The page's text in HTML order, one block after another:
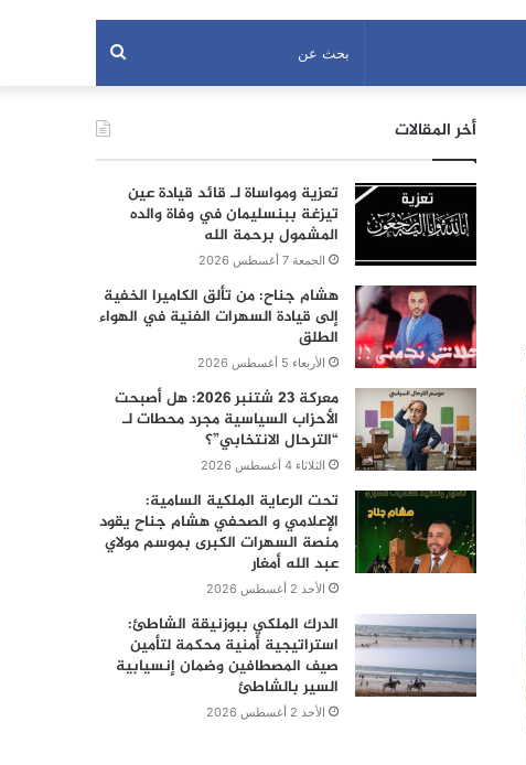
بحث
عن أخر المقالات
تعزية ومواساة لـ قائد قيادة عين
تيزغة ببنسليمان في وفاة والده
المشمول برحمة الله
الجمعة 7 أغسطس 2026
هشام جناح: من تألق الكاميرا الخفية
إلى قيادة السهرات الفنية في الهواء
الطلق
الأربعاء 5 أغسطس 2026
معركة 23 شتنبر 2026: هل أصبحت
الأحزاب السياسية مجرد محطات لـ
“الترحال الانتخابي”؟
الثلاثاء 4 أغسطس 2026
تحت الرعاية الملكية السامية:
الإعلامي و الصحفي هشام جناح يقود
منصة السهرات الكبرى بموسم مولاي
عبد الله أمغار
الأحد 2 أغسطس 2026
الدرك الملكي ببوزنيقة الشاطئ:
استراتيجية أمنية محكمة لتأمين
صيف المصطافين وضمان إنسيابية
السير بالشاطئ
الأحد 2 أغسطس 2026